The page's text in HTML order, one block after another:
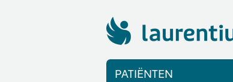
PATIËNTEN